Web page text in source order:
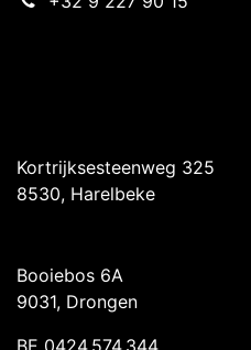
Kortrijksesteenweg 325
8530, Harelbeke
Booiebos 6A
9031, Drongen
BE 0424.574.344